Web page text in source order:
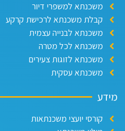
משכנתא למשפרי דיור
קבלת משכנתא לרכישת קרקע
משכנתא לבנייה עצמית
משכנתא לכל מטרה
משכנתא לזוגות צעירים
משכנתא עסקית
קורסי יועצי משכנתאות